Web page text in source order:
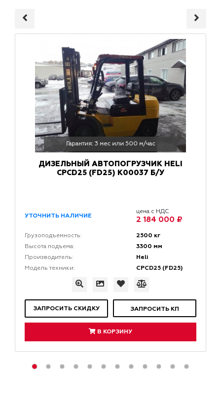
Гарантия: 3 мес или 500 м/час
ДИЗЕЛЬНЫЙ АВТОПОГРУЗЧИК HELI
CPCD25 (FD25) K00037 Б/У
УТОЧНИТЬ НАЛИЧИЕ
цена с НДС
2 184 000 ₽
Грузоподъемность: 2500 кг
Высота подъема: 3300 мм
Производитель: Heli
Модель техники: CPCD25 (FD25)
ЗАПРОСИТЬ СКИДКУ ЗАПРОСИТЬ КП
В КОРЗИНУ